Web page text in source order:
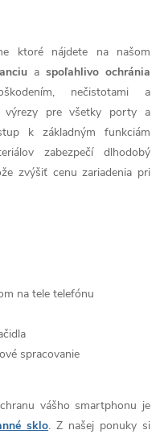
ktoré nájdete na našom
aspoľahlivo ochránia
nečistotami a
výrezy pre všetky porty a
k základným funkciám
zabezpečí dlhodobý
zvýšiť cenu zariadenia pri
na tele telefónu
spracovanie
vášho smartphonu je
sklo. Z našej ponuky si